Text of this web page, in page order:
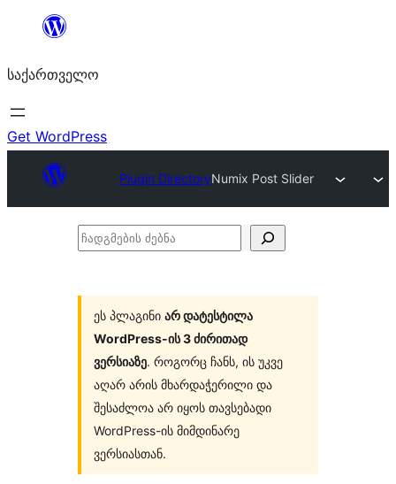
შიგთავსზე
საქართველო
Get WordPress
Plugin DirectoryNumix Post Slider
ჩადგმების
ეს პლაგინი არ დატესტილა
WordPress-ის 3 ძირითად
ვერსიაზე. როგორც ჩანს, ის უკვე
აღარ არის მხარდაჭერილი და
შესაძლოა არ იყოს თავსებადი
WordPress-ის მიმდინარე
ვერსიასთან.